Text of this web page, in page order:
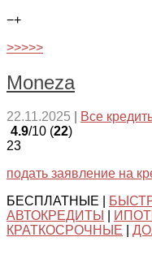
−+
>>>>>
Moneza
22.11.2025 Все
4.9/10 (22)
23
подать заявление на
БЕСПЛАТНЫЕ |
АВТОКРЕДИТЫ
КРАТКОСРОЧНЫЕ